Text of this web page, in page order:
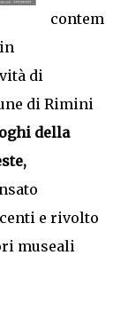
contem
di
di Rimini
della
e rivolto
museali